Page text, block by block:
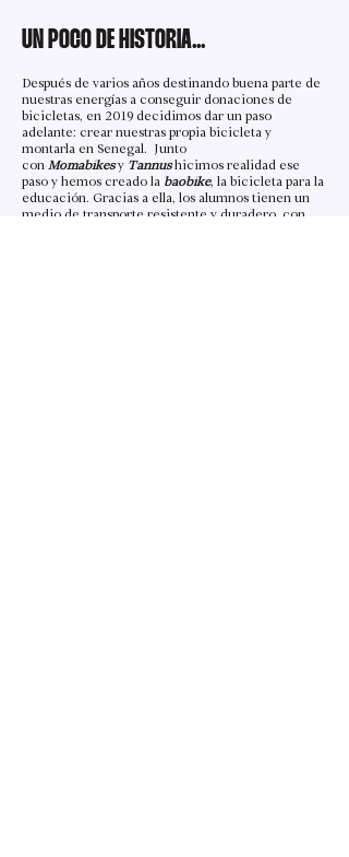
UN POCO DE HISTORIA...
Después de varios años destinando buena parte de
nuestras energías a conseguir donaciones de
bicicletas, en 2019 decidimos dar un paso
adelante: crear nuestras propia bicicleta y
montarla en Senegal. Junto
con Momabikesy Tannushicimos realidad ese
paso y hemos creado la baobike, la bicicleta para la
educación. Gracias a ella, los alumnos tienen un
medio de transporte resistente y duradero, con